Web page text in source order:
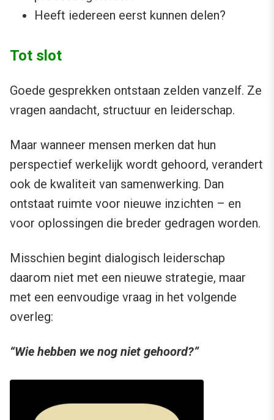
Heeft iedereen eerst kunnen delen?
Tot slot
Goede gesprekken ontstaan zelden vanzelf. Ze
vragen aandacht, structuur en leiderschap.
Maar wanneer mensen merken dat hun
perspectief werkelijk wordt gehoord, verandert
ook de kwaliteit van samenwerking. Dan
ontstaat ruimte voor nieuwe inzichten – en
voor oplossingen die breder gedragen worden.
Misschien begint dialogisch leiderschap
daarom niet met een nieuwe strategie, maar
met een eenvoudige vraag in het volgende
overleg:
“Wie hebben we nog niet gehoord?”